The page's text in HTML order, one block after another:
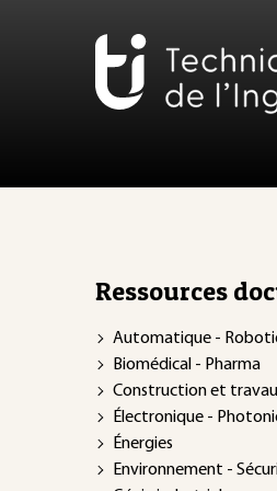
Ressources
Automatique -
Biomédical - Pharma
Construction et
Électronique -
Énergies
Environnement -